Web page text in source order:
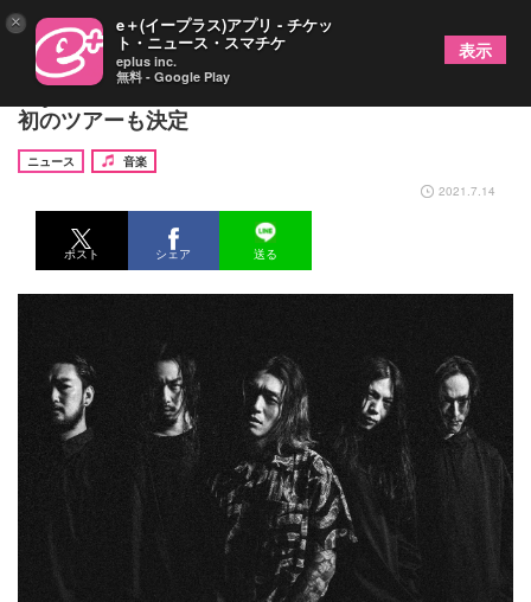
Crystal Lake、3人のメンバー加入を発表 新体制
初のツアーも決定
ニュース
音楽
2021.7.14
ポスト シェア 送る
× e＋(イープラス)アプリ - チケッ
ト・ニュース・スマチケ
eplus inc.
無料 - Google Play
表示